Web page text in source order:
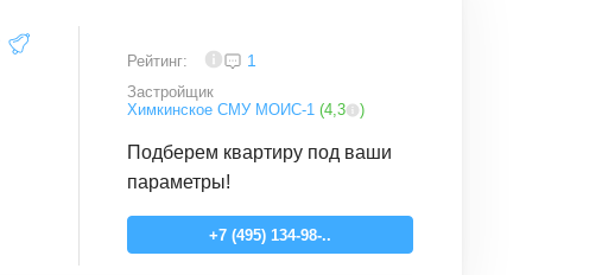
Рейтинг: 1
Застройщик
Химкинское СМУ МОИС-1 (4,3 )
Подберем квартиру под ваши
параметры!
+7 (495) 134-98-..